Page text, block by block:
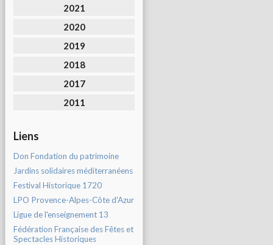
2021
2020
2019
2018
2017
2011
Liens
Don Fondation du patrimoine
Jardins solidaires méditerranéens
Festival Historique 1720
LPO Provence-Alpes-Côte d'Azur
Ligue de l'enseignement 13
Fédération Française des Fêtes et
Spectacles Historiques